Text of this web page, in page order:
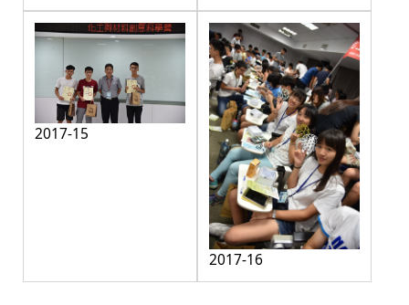
2017-15
2017-16